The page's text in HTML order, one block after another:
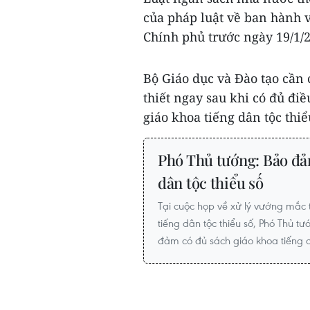
của pháp luật về ban hành
Chính phủ trước ngày 19/1/
Bộ Giáo dục và Đào tạo
thiết ngay sau khi có đủ
giáo khoa tiếng dân tộc
Phó Thủ tướng: Bảo
dân tộc thiểu số
Tại cuộc họp về xử lý vướng
tiếng dân tộc thiểu số, Phó Thủ
đảm có đủ sách giáo khoa tiếng